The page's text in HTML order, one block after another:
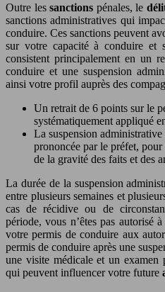
Outre les sanctions pénales, le
sanctions administratives qui
conduire. Ces sanctions peuvent
sur votre capacité à conduire et
consistent principalement en un
conduire et une suspension
ainsi votre profil auprès des
Un retrait de 6 points sur le
systématiquement appliqué
La suspension
prononcée par le préfet,
de la gravité des faits et des
La durée de la suspension
entre plusieurs semaines et
cas de récidive ou de
période, vous n’êtes pas autorisé
votre permis de conduire aux
permis de conduire après une
une visite médicale et un examen
qui peuvent influencer votre future